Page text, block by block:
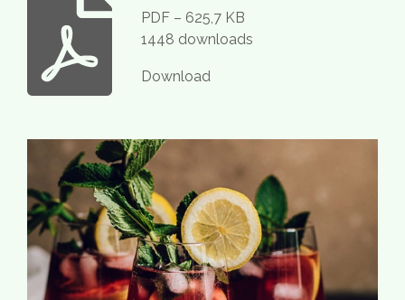
PDF – 625,7 KB
1448 downloads
Download